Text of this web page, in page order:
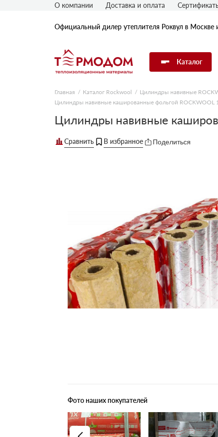
Официальный дилер утеплителя Роквул в Москве
Каталог
Утеплитель Rockwool
Утеплитель Isover
Плитные материалы
О компании Доставка и оплата
Главная Каталог Rockwool Цилиндры навивные
Цилиндры навивные кашированные фольгой ROCKWOOL
Цилиндры навивные
Поделиться
Фото наших покупателей